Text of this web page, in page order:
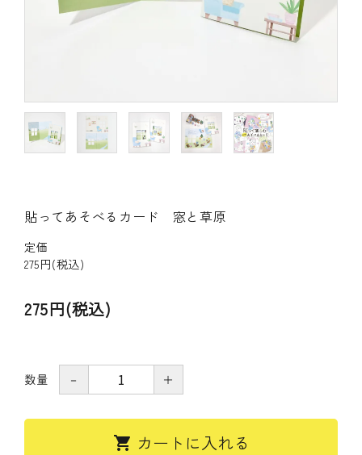
bande stick
ご利用ガイド／よくあるご質問
マイページ
企業（法人）の皆様へ
貼ってあそべるカード 窓と草原
定価
275円(税込)
275円(税込)
数量 － ＋
shopping_cart カートに入れる